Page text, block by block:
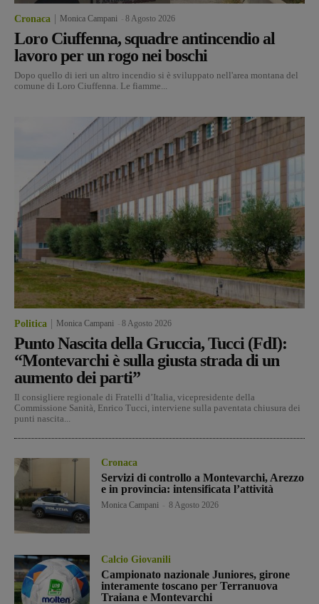
Cronaca Monica Campani 8 Agosto 2026
Loro Ciuffenna, squadre antincendio al
lavoro per un rogo nei boschi
Dopo quello di ieri un altro incendio si è sviluppato nell'area montana del
comune di Loro Ciuffenna. Le fiamme...
Politica Monica Campani 8 Agosto 2026
Punto Nascita della Gruccia, Tucci (FdI):
“Montevarchi è sulla giusta strada di un
aumento dei parti”
Il consigliere regionale di Fratelli d’Italia, vicepresidente della
Commissione Sanità, Enrico Tucci, interviene sulla paventata chiusura dei
punti nascita...
Cronaca
Servizi di controllo a Montevarchi, Arezzo
e in provincia: intensificata l’attività
Monica Campani 8 Agosto 2026
Calcio Giovanili
Campionato nazionale Juniores, girone
interamente toscano per Terranuova
Traiana e Montevarchi